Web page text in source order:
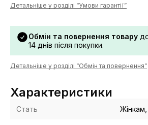
Детальніше у розділі “Умови гарантії”
Обмін та повернення товару
14 днів після покупки.
Детальніше у розділі “Обмін та повернення”
Характеристики
Стать